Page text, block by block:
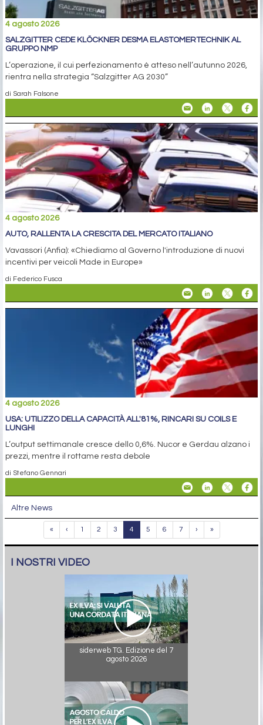
4 agosto 2026
SALZGITTER CEDE KLÖCKNER DESMA ELASTOMERTECHNIK AL
GRUPPO NMP
L’operazione, il cui perfezionamento è atteso nell’autunno 2026,
rientra nella strategia “Salzgitter AG 2030”
di Sarah Falsone
4 agosto 2026
AUTO, RALLENTA LA CRESCITA DEL MERCATO ITALIANO
Vavassori (Anfia): «Chiediamo al Governo l'introduzione di nuovi
incentivi per veicoli Made in Europe»
di Federico Fusca
4 agosto 2026
USA: UTILIZZO DELLA CAPACITÀ ALL'81%, RINCARI SU COILS E
LUNGHI
L’output settimanale cresce dello 0,6%. Nucor e Gerdau alzano i
prezzi, mentre il rottame resta debole
di Stefano Gennari
Altre News
« ‹ 1 2 3 4 5 6 7 › »
I NOSTRI VIDEO
siderweb TG. Edizione del 7
agosto 2026